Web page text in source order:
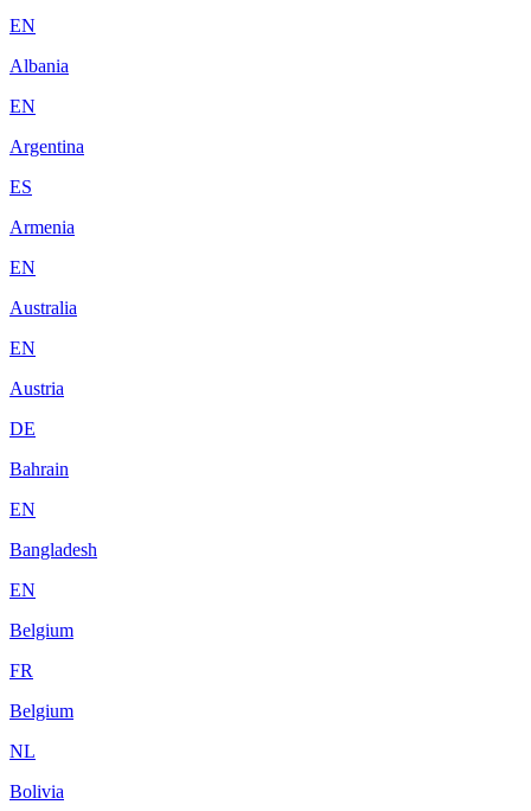
EN
Albania
EN
Argentina
ES
Armenia
EN
Australia
EN
Austria
DE
Bahrain
EN
Bangladesh
EN
Belgium
FR
Belgium
NL
Bolivia